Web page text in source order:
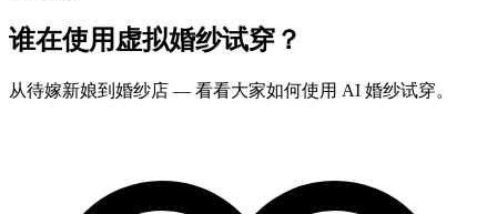
谁在使用虚拟婚纱试穿？
从待嫁新娘到婚纱店 — 看看大家如何使用 AI 婚纱试穿。